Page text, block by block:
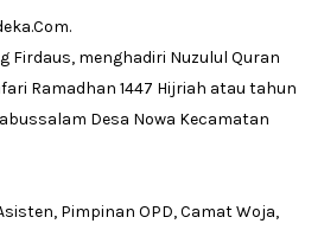
Firdaus, menghadiri Nuzulul Quran
Ramadhan 1447 Hijriah atau tahun
Desa Nowa Kecamatan
Pimpinan OPD, Camat Woja,